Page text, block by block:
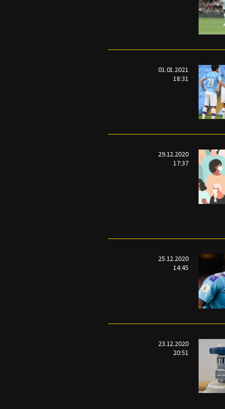
01.01.2021
18:31
29.12.2020
17:37
25.12.2020
14:45
23.12.2020
20:51